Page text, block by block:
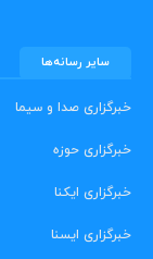
سایر رسانه‌ها
خبرگزاری صدا و سیما
خبرگزاری حوزه
خبرگزاری ایکنا
خبرگزاری ایسنا